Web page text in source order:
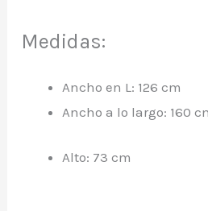
Medidas:
Ancho en L: 126 cm
Ancho a lo largo: 160
Alto: 73 cm